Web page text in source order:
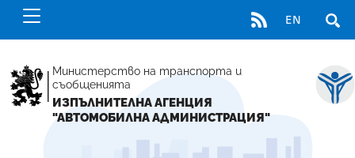
RSS EN
Министерство на транспорта и
съобщенията
ИЗПЪЛНИТЕЛНА АГЕНЦИЯ
"АВТОМОБИЛНА АДМИНИСТРАЦИЯ"